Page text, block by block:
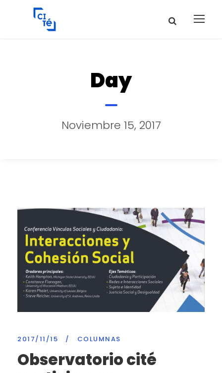
Day
Noviembre 15, 2017
2017/11/15 / COLUMNAS
Observatorio cité